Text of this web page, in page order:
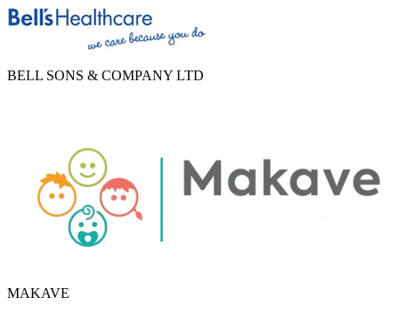
BELL SONS & COMPANY LTD
MAKAVE